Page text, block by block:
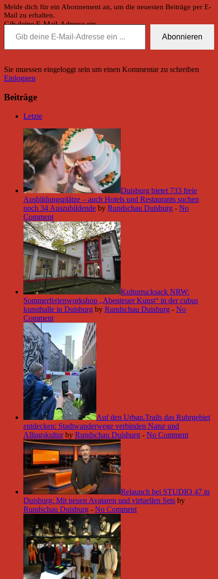
Melde dich für ein Abonnement an, um die neuesten Beiträge per E-
Mail zu erhalten.
Gib deine E-Mail-Adresse ein ...
Abonnieren
Sie muessen eingeloggt sein um einen Kommentar zu schreiben
Einloggen
Beiträge
Letzte
Duisburg bietet 733 freie
Ausbildungsplätze – auch Hotels und Restaurants suchen
noch 34 Auszubildende by Rundschau Duisburg - No
Comment
Kulturrucksack NRW:
Sommerferienworkshop „Abenteuer Kunst“ in der cubus
kunsthalle in Duisburg by Rundschau Duisburg - No
Comment
Auf den Urban.Trails das Ruhrgebiet
entdecken: Stadtwanderwege verbinden Natur und
Alltagskultur by Rundschau Duisburg - No Comment
Relaunch bei STUDIO 47 in
Duisburg: Mit neuen Avataren und virtuellen Sets by
Rundschau Duisburg - No Comment